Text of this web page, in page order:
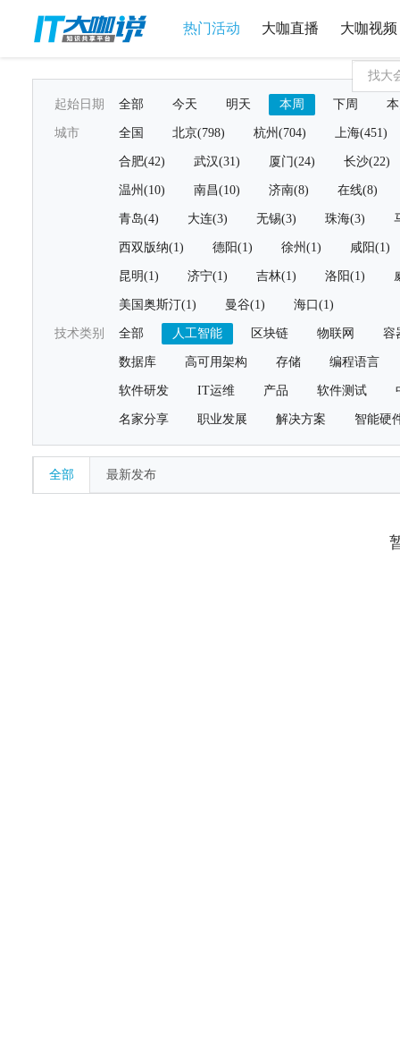
热门活动 大咖直播 大咖视频
起始日期 全部 今天 明天 本周 下周
城市 全国 北京(798) 杭州(704) 上海(451)
合肥(42) 武汉(31) 厦门(24) 长沙(22)
温州(10) 南昌(10) 济南(8) 在线(8)
青岛(4) 大连(3) 无锡(3) 珠海(3)
西双版纳(1) 德阳(1) 徐州(1) 咸阳(1)
昆明(1) 济宁(1) 吉林(1) 洛阳(1)
美国奥斯汀(1) 曼谷(1) 海口(1)
技术类别 全部 人工智能 区块链 物联网 容
数据库 高可用架构 存储 编程语言
软件研发 IT运维 产品 软件测试
名家分享 职业发展 解决方案 智能硬
全部 最新发布